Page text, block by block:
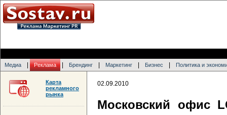
Медиа Реклама Брендинг Маркетинг Бизнес Политика и
02.09.2010
Московский офис
Карта
рекламного
рынка